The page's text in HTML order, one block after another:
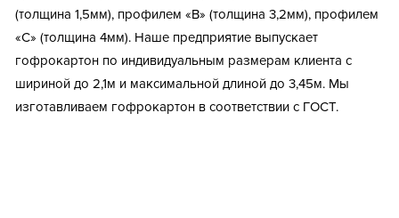
(толщина 1,5мм), профилем «В» (толщина 3,2мм), профилем
«С» (толщина 4мм). Наше предприятие выпускает
гофрокартон по индивидуальным размерам клиента с
шириной до 2,1м и максимальной длиной до 3,45м. Мы
изготавливаем гофрокартон в соответствии с ГОСТ.